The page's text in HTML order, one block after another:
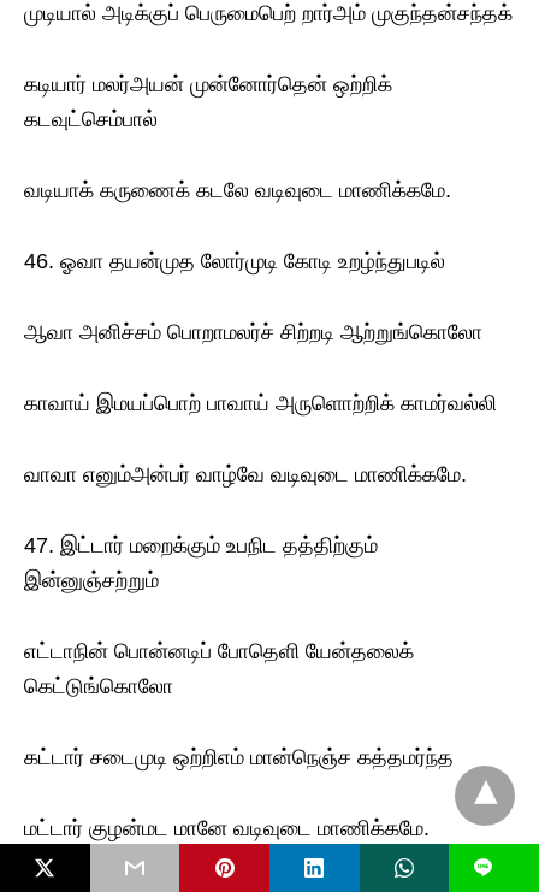
முடியால் அடிக்குப் பெருமைபெற் றார்அம் முகுந்தன்சந்தக்
கடியார் மலர்அயன் முன்னோர்தென் ஒற்றிக்
கடவுட்செம்பால்
வடியாக் கருணைக் கடலே வடிவுடை மாணிக்கமே.
46. ஓவா தயன்முத லோர்முடி கோடி உறழ்ந்துபடில்
ஆவா அனிச்சம் பொறாமலர்ச் சிற்றடி ஆற்றுங்கொலோ
காவாய் இமயப்பொற் பாவாய் அருளொற்றிக் காமர்வல்லி
வாவா எனும்அன்பர் வாழ்வே வடிவுடை மாணிக்கமே.
47. இட்டார் மறைக்கும் உபநிட தத்திற்கும்
இன்னுஞ்சற்றும்
எட்டாநின் பொன்னடிப் போதெளி யேன்தலைக்
கெட்டுங்கொலோ
கட்டார் சடைமுடி ஒற்றிஎம் மான்நெஞ்ச கத்தமர்ந்த
மட்டார் குழன்மட மானே வடிவுடை மாணிக்கமே.